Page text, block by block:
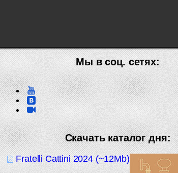
Мы в соц. сетях:
Скачать каталог дня:
Fratelli Cattini 2024 (~12Mb)